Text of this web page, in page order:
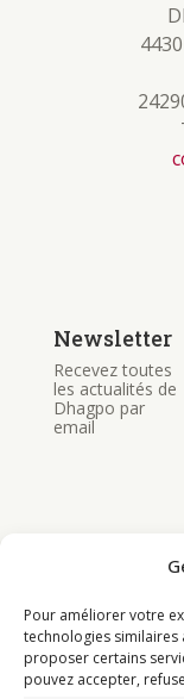
Pour améliorer votre
technologies similaires
proposer certains
pouvez accepter,
Newsletter
Recevez toutes
les actualités de
Dhagpo par
email
Programme
Actualités